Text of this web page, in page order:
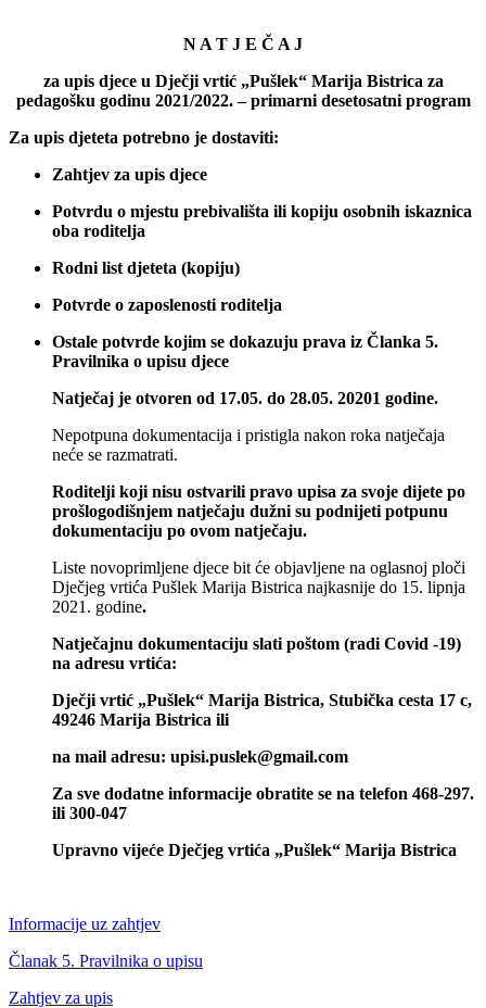
N A T J E Č A J
za upis djece u Dječji vrtić „Pušlek“ Marija Bistrica za
pedagošku godinu 2021/2022. – primarni desetosatni program
Za upis djeteta potrebno je dostaviti:
Zahtjev za upis djece
Potvrdu o mjestu prebivališta ili kopiju osobnih iskaznica
oba roditelja
Rodni list djeteta (kopiju)
Potvrde o zaposlenosti roditelja
Ostale potvrde kojim se dokazuju prava iz Članka 5.
Pravilnika o upisu djece
Natječaj je otvoren od 17.05. do 28.05. 20201 godine.
Nepotpuna dokumentacija i pristigla nakon roka natječaja
neće se razmatrati.
Roditelji koji nisu ostvarili pravo upisa za svoje dijete po
prošlogodišnjem natječaju dužni su podnijeti potpunu
dokumentaciju po ovom natječaju.
Liste novoprimljene djece bit će objavljene na oglasnoj ploči
Dječjeg vrtića Pušlek Marija Bistrica najkasnije do 15. lipnja
2021. godine.
Natječajnu dokumentaciju slati poštom (radi Covid -19)
na adresu vrtića:
Dječji vrtić „Pušlek“ Marija Bistrica, Stubička cesta 17 c,
49246 Marija Bistrica ili
na mail adresu: upisi.puslek@gmail.com
Za sve dodatne informacije obratite se na telefon 468-297.
ili 300-047
Upravno vijeće Dječjeg vrtića „Pušlek“ Marija Bistrica
Informacije uz zahtjev
Članak 5. Pravilnika o upisu
Zahtjev za upis